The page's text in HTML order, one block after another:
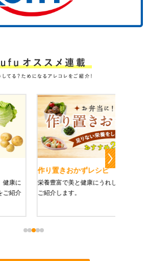
レシピ
康にうれしい「作り置きおかず」を